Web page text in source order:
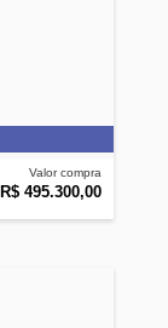
Valor compra
R$ 495.300,00